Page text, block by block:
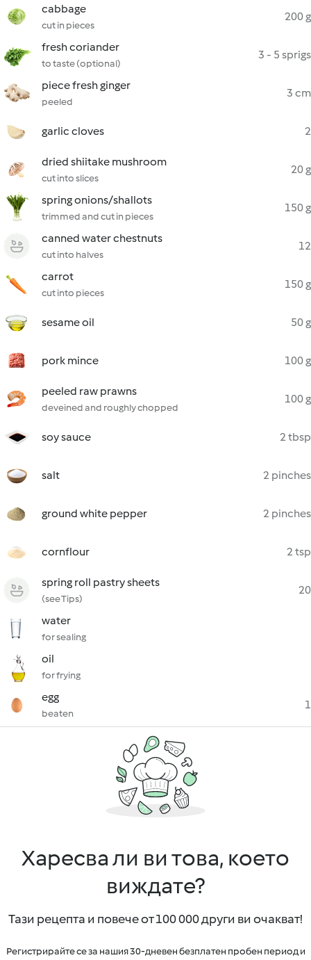
cabbage
cut in pieces
200 g
fresh coriander
to taste (optional)
3 - 5 sprigs
piece fresh ginger
peeled
3 cm
garlic cloves 2
dried shiitake mushroom
cut into slices
20 g
spring onions/shallots
trimmed and cut in pieces
150 g
canned water chestnuts
cut into halves
12
carrot
cut into pieces
150 g
sesame oil 50 g
pork mince 100 g
peeled raw prawns
deveined and roughly chopped
100 g
soy sauce 2 tbsp
salt 2 pinches
ground white pepper 2 pinches
cornflour 2 tsp
spring roll pastry sheets
(see Tips)
20
water
for sealing
oil
for frying
egg
beaten
1
Харесва ли ви това, което
виждате?
Тази рецепта и повече от 100 000 други ви очакват!
Регистрирайте се за нашия 30-дневен безплатен пробен период и